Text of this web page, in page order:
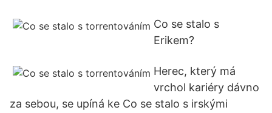
Co se stalo s
Erikem?
Herec, který má
vrchol kariéry dávno
za sebou, se upíná ke Co se stalo s irskými